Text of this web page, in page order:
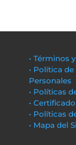
• Términos
• Política
Personales
• Políticas
•
• Políticas
• Mapa del